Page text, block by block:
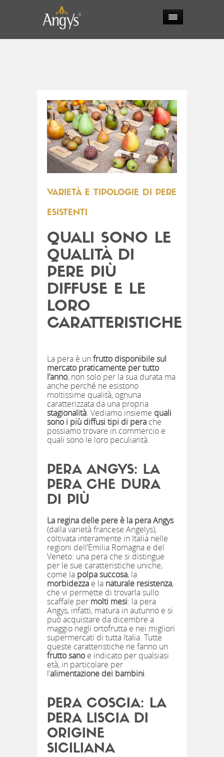
VARIETÀ E TIPOLOGIE DI PERE
ESISTENTI
QUALI SONO LE
QUALITÀ DI
PERE PIÙ
DIFFUSE E LE
LORO
CARATTERISTICHE
La pera è un frutto disponibile sul
mercato praticamente per tutto
l’anno, non solo per la sua durata ma
anche perché ne esistono
moltissime qualità, ognuna
caratterizzata da una propria
stagionalità. Vediamo insieme quali
sono i più diffusi tipi di pera che
possiamo trovare in commercio e
quali sono le loro peculiarità.
PERA ANGYS: LA
PERA CHE DURA
DI PIÙ
La regina delle pere è la pera Angys
(dalla varietà francese Angelys),
coltivata interamente in Italia nelle
regioni dell’Emilia Romagna e del
Veneto: una pera che si distingue
per le sue caratteristiche uniche,
come la polpa succosa, la
morbidezza e la naturale resistenza,
che vi permette di trovarla sullo
scaffale per molti mesi: la pera
Angys, infatti, matura in autunno e si
può acquistare da dicembre a
maggio negli ortofrutta e nei migliori
supermercati di tutta Italia. Tutte
queste caratteristiche ne fanno un
frutto sano e indicato per qualsiasi
età, in particolare per
l’alimentazione dei bambini.
PERA COSCIA: LA
PERA LISCIA DI
ORIGINE
SICILIANA